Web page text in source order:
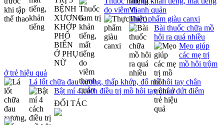
do viêm thanh quản
Thực phẩm giàu canxi
Bài thuốc chữa mồ
hôi ra quá nhiều
Mẹo giúp
các mẹ trị
mồ hôi trộm
ở trẻ hiệu quả
Lá lốt chữa đau xương, thấp khớp, đổ mồ hôi tay chân
Bật mí 4 cách điều trị mồ hôi tay chân dứt điểm
ĐỐI TÁC